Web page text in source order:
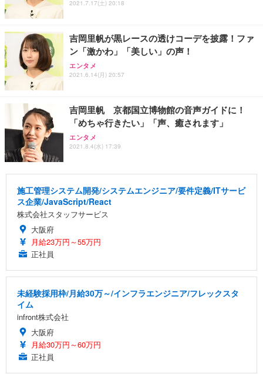
2021.7.17(土) 20:18
吉岡里帆が黒レースの透けコーデを披露！ファ
ン「激かわ」「美しい」の声！
エンタメ
2021.6.14(月) 20:57
吉岡里帆 京都国立博物館の音声ガイドに！
「めちゃ行きたい」「声、癒されます」
エンタメ
2021.8.4(水) 17:39
施工管理システム開発/システムエンジニア/要件定義/ITサービ
ス企業/JavaScript/React
株式会社スタッフサービス
大阪府
月給23万円～55万円
正社員
未経験採用枠/月給30万～/インフラエンジニア/フレックスタ
イム
infront株式会社
大阪府
月給30万円～60万円
正社員